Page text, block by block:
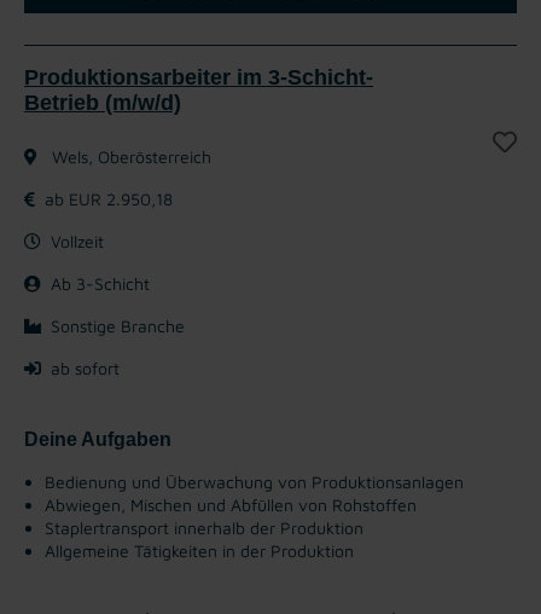
Produktionsarbeiter im 3-Schicht-
Betrieb (m/w/d)
Wels, Oberösterreich
ab EUR 2.950,18
Vollzeit
Ab 3-Schicht
Sonstige Branche
ab sofort
Deine Aufgaben
Bedienung und Überwachung von Produktionsanlagen
Abwiegen, Mischen und Abfüllen von Rohstoffen
Staplertransport innerhalb der Produktion
Allgemeine Tätigkeiten in der Produktion